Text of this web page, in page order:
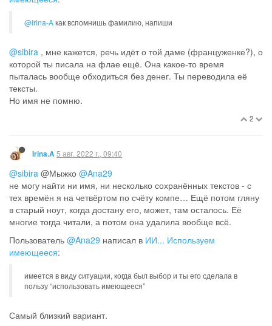
@Irina-Aкак вспомнишь фамилию, напиши
@sibira , мне кажется, речь идёт о той даме (француженке?), о
которой ты писала на флае ещё. Она какое-то время
пыталась вообще обходиться без денег. Ты переводила её
тексты.
Но имя не помню.
2
Irina.A5 авг. 2022 г., 09:40
@sibira @Мыжко @Ana29
не могу найти ни имя, ни несколько сохранённых текстов - с
тех времён я на четвёртом по счёту компе… Ещё потом гляну
в старый ноут, когда достану его, может, там осталось. Её
многие тогда читали, а потом она удалила вообще всё.
Пользователь @Ana29 написал в ИИ... Используем
имеющееся:
имеется в виду ситуации, когда был выбор и ты его сделала в
пользу “использовать имеющееся”
Самый близкий вариант.